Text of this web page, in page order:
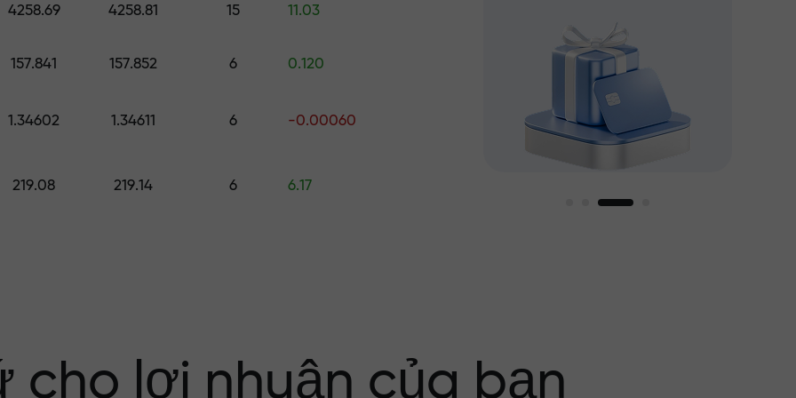
rủi ro — chúng tôi
của bạn
trên thị trường
4258.69 4258.81 15 11.03
157.841 157.852 6 0.120
1.34602 1.34611 6 -0.00060
219.08 219.14 6 6.17
cho lợi nhuận của bạn